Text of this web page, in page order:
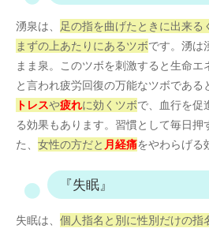
湧泉は、 足の指を曲げたときに出来る
まずの上あたりにあるツボです。湧は
まま泉。このツボを刺激すると生命エ
と言われ疲労回復の万能なツボである
トレスや疲れに効くツボで、血行を促
る効果もあります。習慣として毎日押
た、 女性の方だと 月経痛をやわらげる
『失眠』
失眠は、 個人指名と別に性別だけの指